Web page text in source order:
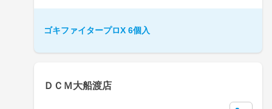
ゴキファイタープロX 6個入
ＤＣＭ大船渡店